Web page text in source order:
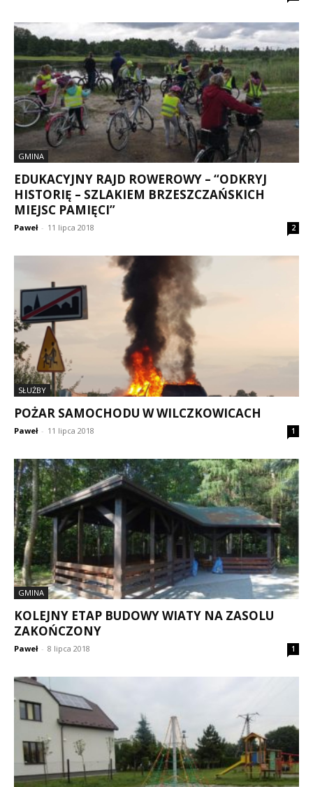
GMINA
EDUKACYJNY RAJD ROWEROWY – “ODKRYJ
HISTORIĘ – SZLAKIEM BRZESZCZAŃSKICH
MIEJSC PAMIĘCI”
Paweł - 11 lipca 2018 2
SŁUŻBY
POŻAR SAMOCHODU W WILCZKOWICACH
Paweł - 11 lipca 2018 1
GMINA
KOLEJNY ETAP BUDOWY WIATY NA ZASOLU
ZAKOŃCZONY
Paweł - 8 lipca 2018 1